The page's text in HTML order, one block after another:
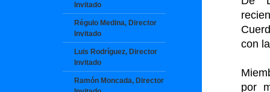
Invitado
Régulo Medina, Director
Invitado
Luis Rodríguez, Director
Invitado
Ramón Moncada, Director
con
por